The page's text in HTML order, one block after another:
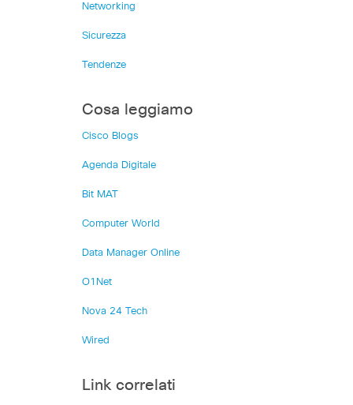
Networking
Sicurezza
Tendenze
Cosa leggiamo
Cisco Blogs
Agenda Digitale
Bit MAT
Computer World
Data Manager Online
O1Net
Nova 24 Tech
Wired
Link correlati